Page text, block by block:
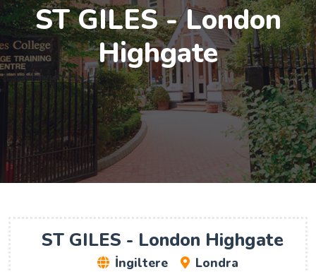
ST GILES - London
Highgate
ST GILES - London Highgate
İngiltere
Londra